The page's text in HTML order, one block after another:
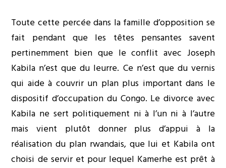
Toute cette percée dans la famille d’opposition se
fait pendant que les têtes pensantes savent
pertinemment bien que le conflit avec Joseph
Kabila n’est que du leurre. Ce n’est que du vernis
qui aide à couvrir un plan plus important dans le
dispositif d’occupation du Congo. Le divorce avec
Kabila ne sert politiquement ni à l’un ni à l’autre
mais vient plutôt donner plus d’appui à la
réalisation du plan rwandais, que lui et Kabila ont
choisi de servir et pour lequel Kamerhe est prêt à